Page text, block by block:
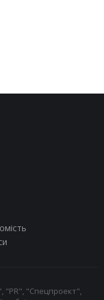
"PR", "Спецпроект",